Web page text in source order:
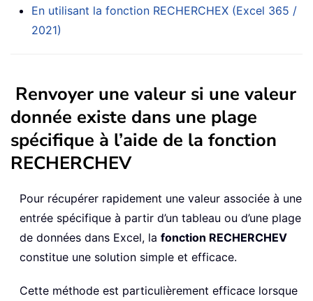
En utilisant la fonction RECHERCHEX (Excel 365 /
2021)
Renvoyer une valeur si une valeur
donnée existe dans une plage
spécifique à l’aide de la fonction
RECHERCHEV
Pour récupérer rapidement une valeur associée à une
entrée spécifique à partir d’un tableau ou d’une plage
de données dans Excel, la fonction RECHERCHEV
constitue une solution simple et efficace.
Cette méthode est particulièrement efficace lorsque